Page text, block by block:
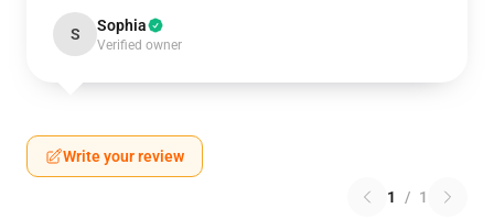
S Sophia
Verified owner
Write your review
1 / 1